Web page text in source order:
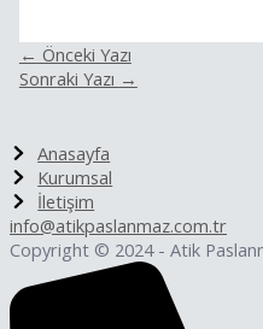
← Önceki Yazı
Sonraki Yazı →
Anasayfa
Kurumsal
İletişim
info@atikpaslanmaz.com.tr
Copyright © 2024 - Atik